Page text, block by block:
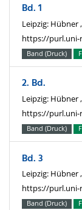
Bd. 1
Leipzig: Hübner
https://purl.uni-
Band (Druck)
2. Bd.
Leipzig: Hübner
https://purl.uni-
Band (Druck)
Bd. 3
Leipzig: Hübner
https://purl.uni-
Band (Druck)